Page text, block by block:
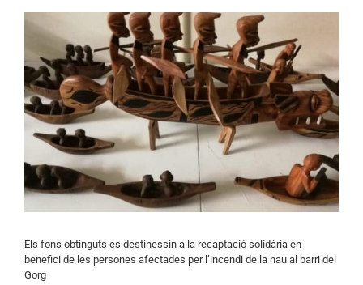
View
Larger
Image
Els fons obtinguts es destinessin a la recaptació solidària en
benefici de les persones afectades per l’incendi de la nau al barri del
Gorg